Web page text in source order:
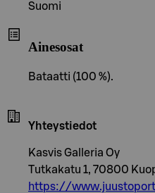
Suomi
Ainesosat
Bataatti (100 %).
Yhteystiedot
Kasvis Galleria Oy
Tutkakatu 1, 70800
https://